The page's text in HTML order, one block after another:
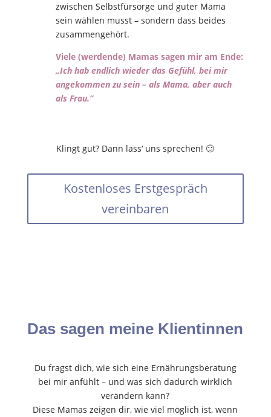
zwischen Selbstfürsorge und guter Mama
sein wählen musst – sondern dass beides
zusammengehört.
Viele (werdende) Mamas sagen mir am Ende:
„Ich hab endlich wieder das Gefühl, bei mir
angekommen zu sein – als Mama, aber auch
als Frau.“
Klingt gut? Dann lass‘ uns sprechen! 🙂
Kostenloses Erstgespräch
vereinbaren
Das sagen meine Klientinnen
Du fragst dich, wie sich eine Ernährungsberatung
bei mir anfühlt – und was sich dadurch wirklich
verändern kann?
Diese Mamas zeigen dir, wie viel möglich ist, wenn